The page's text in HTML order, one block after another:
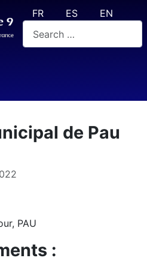
Select your language
FR ES
EN
de Pau
PAU
: